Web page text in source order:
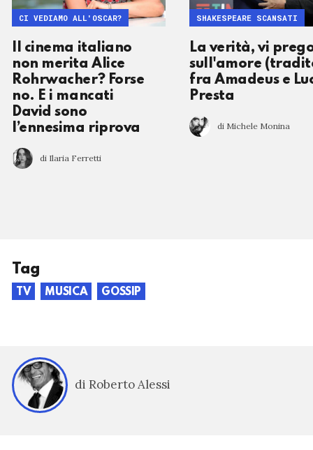
Il cinema italiano
non merita Alice
Rohrwacher? Forse
no. E i mancati
David sono
l’ennesima riprova
di Ilaria Ferretti
CI VEDIAMO ALL'OSCAR?
La verità, vi
sull'amore
fra Amadeus e
Presta
di Michele Monina
SHAKESPEARE SCANSATI
Tag
TV MUSICA GOSSIP
di Roberto Alessi